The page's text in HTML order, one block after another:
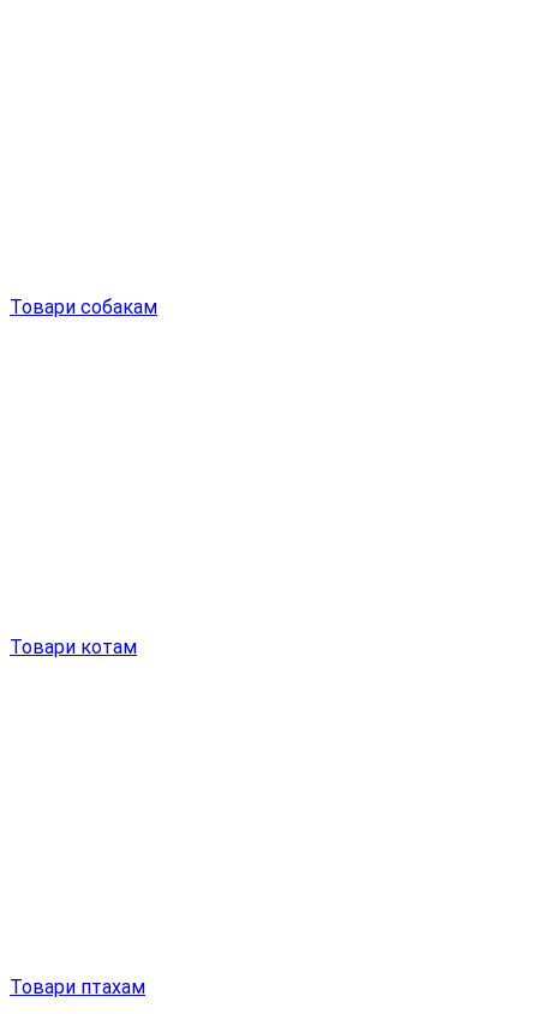
Товари собакам
Товари котам
Товари птахам